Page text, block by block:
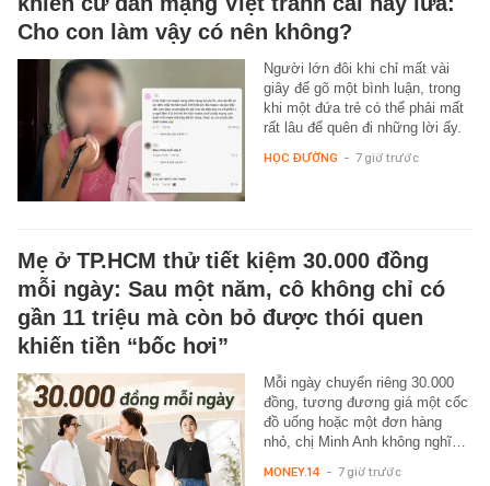
Cho con làm vậy có nên không?
Người lớn đôi khi chỉ mất vài
giây để gõ một bình luận, trong
khi một đứa trẻ có thể phải mất
rất lâu để quên đi những lời ấy.
HỌC ĐƯỜNG - 7 giờ trước
Mẹ ở TP.HCM thử tiết kiệm 30.000 đồng
mỗi ngày: Sau một năm, cô không chỉ có
gần 11 triệu mà còn bỏ được thói quen
khiến tiền “bốc hơi”
Mỗi ngày chuyển riêng 30.000
đồng, tương đương giá một cốc
đồ uống hoặc một đơn hàng
nhỏ, chị Minh Anh không nghĩ…
MONEY.14 - 7 giờ trước